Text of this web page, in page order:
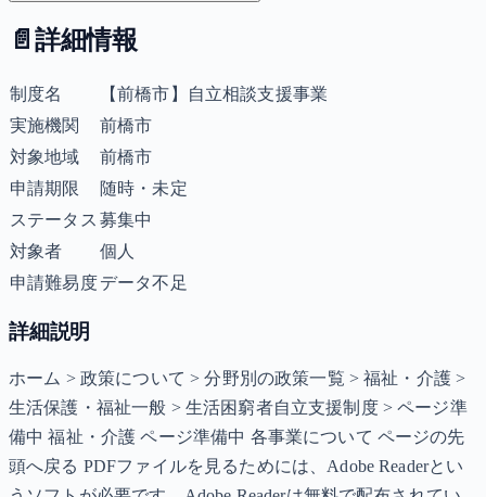
📄 詳細情報
制度名
【前橋市】自立相談支援事業
実施機関
前橋市
対象地域
前橋市
申請期限
随時・未定
ステータス 募集中
対象者
個人
申請難易度データ不足
詳細説明
ホーム > 政策について > 分野別の政策一覧 > 福祉・介護 >
生活保護・福祉一般 > 生活困窮者自立支援制度 > ページ準
備中 福祉・介護 ページ準備中 各事業について ページの先
頭へ戻る PDFファイルを見るためには、Adobe Readerとい